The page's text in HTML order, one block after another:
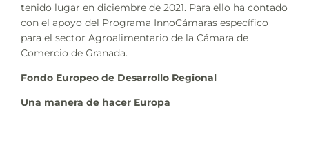
tenido lugar en diciembre de 2021. Para ello ha contado
con el apoyo del Programa InnoCámaras específico
para el sector Agroalimentario de la Cámara de
Comercio de Granada.
Fondo Europeo de Desarrollo Regional
Una manera de hacer Europa